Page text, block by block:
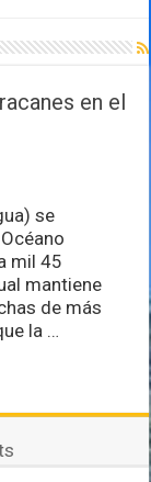
en el
se
mil 45
mantiene
de más
la …